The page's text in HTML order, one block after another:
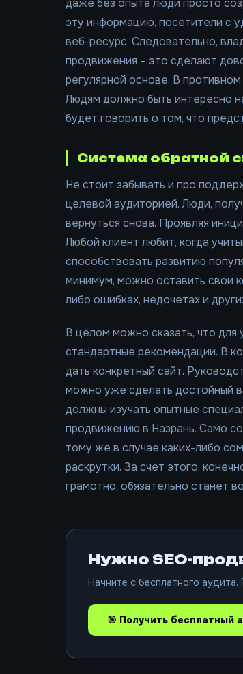
даже без опыта люди просто
эту информацию, посетители с
веб-ресурс. Следовательно,
продвижения – это сделают
регулярной основе. В
Людям должно быть интересно
будет говорить о том, что
Система обратной
Не стоит забывать и про
целевой аудиторией. Люди,
вернуться снова. Проявляя
Любой клиент любит, когда
способствовать развитию
минимум, можно оставить свои
либо ошибках, недочетах и
В целом можно сказать, что
стандартные рекомендации. В
дать конкретный сайт.
можно уже сделать достойный
должны изучать опытные
продвижению в Назрань. Само
тому же в случае каких-либо
раскрутки. За счет этого,
грамотно, обязательно станет
Нужно SEO-
Начните с бесплатного
🎯 Получить бесплатный